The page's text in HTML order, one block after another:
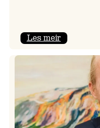
Les meir:
gang!